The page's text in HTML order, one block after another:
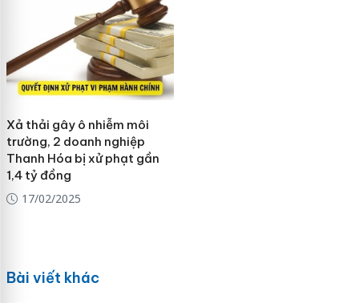
Xả thải gây ô nhiễm môi
trường, 2 doanh nghiệp
Thanh Hóa bị xử phạt gần
1,4 tỷ đồng
17/02/2025
Bài viết khác